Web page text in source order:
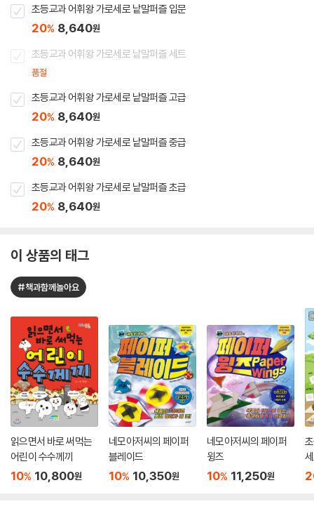
초등교과 어휘왕 가로세로 낱말퍼즐 입문
20% 8,640원
초등교과 어휘왕 가로세로 낱말퍼즐 세트
품절
초등교과 어휘왕 가로세로 낱말퍼즐 고급
20% 8,640원
초등교과 어휘왕 가로세로 낱말퍼즐 중급
20% 8,640원
초등교과 어휘왕 가로세로 낱말퍼즐 초급
20% 8,640원
이 상품의 태그
#책과함께놀아요
읽으면서 바로 써먹는
어린이 수수께끼
10% 10,800원
네모아저씨의 페이퍼
블레이드
10% 10,350원
네모아저씨의 페이퍼
윙즈
10% 11,250원